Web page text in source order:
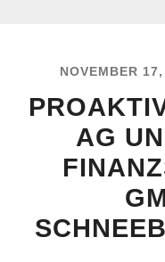
NOVEMBER
AG